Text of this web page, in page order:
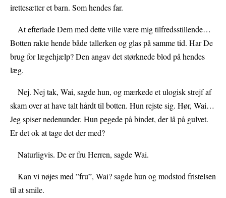
irettesætter et barn. Som hendes far.
At efterlade Dem med dette ville være mig tilfredsstillende…
Botten rakte hende både tallerken og glas på samme tid. Har De
brug for lægehjælp? Den angav det størknede blod på hendes
læg.
Nej. Nej tak, Wai, sagde hun, og mærkede et ulogisk strejf af
skam over at have talt hårdt til botten. Hun rejste sig. Hør, Wai…
Jeg spiser nedenunder. Hun pegede på bindet, der lå på gulvet.
Er det ok at tage det der med?
Naturligvis. De er fru Herren, sagde Wai.
Kan vi nøjes med ”fru”, Wai? sagde hun og modstod fristelsen
til at smile.